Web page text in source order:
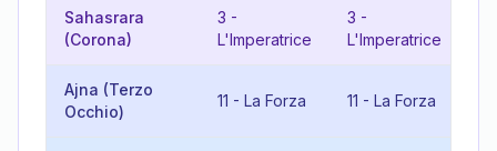
Sahasrara
(Corona)
3 -
L'Imperatrice
3 -
L'Imperatrice
Ajna (Terzo
Occhio)
11 - La Forza 11 - La Forza